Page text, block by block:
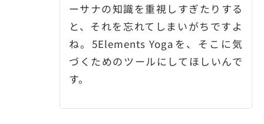
ーサナの知識を重視しすぎたりする
と、それを忘れてしまいがちですよ
ね。5Elements Yogaを、そこに気
づくためのツールにしてほしいんで
す。